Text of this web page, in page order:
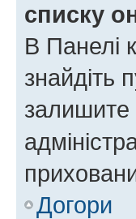
списку
В Панелі
знайдіть
залишите
Догори